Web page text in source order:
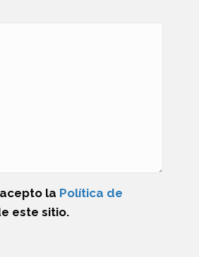
la Política de
este sitio.